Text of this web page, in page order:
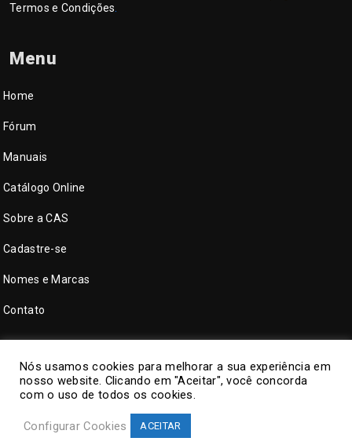
Termos e Condições
Menu
Home
Fórum
Manuais
Catálogo Online
Sobre a CAS
Cadastre-se
Nomes e Marcas
Contato
CAS Tecnologia. Todos direitos reservados.
Nós usamos cookies para melhorar a sua experiência em
nosso website. Clicando em "Aceitar", você concorda
com o uso de todos os cookies.
Configurar Cookies ACEITAR